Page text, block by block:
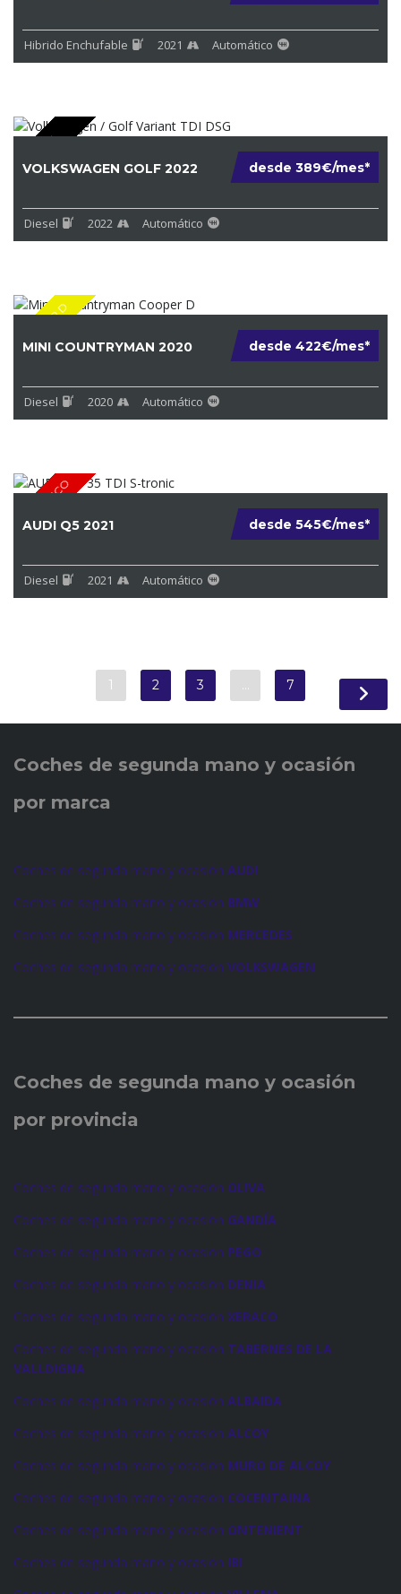
Hibrido Enchufable 2021 Automático
DIESEL
desde 389€/mes*
VOLKSWAGEN GOLF 2022
Diesel 2022 Automático
COOPER D desde 422€/mes*
MINI COUNTRYMAN 2020
Diesel 2020 Automático
ETIQUE ECO desde 545€/mes*
AUDI Q5 2021
Diesel 2021 Automático
1 2 3 … 7
Coches de segunda mano y ocasión
por marca
Coches de segunda mano y ocasión AUDI
Coches de segunda mano y ocasión BMW
Coches de segunda mano y ocasión MERCEDES
Coches de segunda mano y ocasión VOLKSWAGEN
Coches de segunda mano y ocasión
por provincia
Coches de segunda mano y ocasión OLIVA
Coches de segunda mano y ocasión GANDÍA
Coches de segunda mano y ocasión PEGO
Coches de segunda mano y ocasión DENIA
Coches de segunda mano y ocasión XERACO
Coches de segunda mano y ocasión TABERNES DE LA
VALLDIGNA
Coches de segunda mano y ocasión ALBAIDA
Coches de segunda mano y ocasión ALCOY
Coches de segunda mano y ocasión MURO DE ALCOY
Coches de segunda mano y ocasión COCENTAINA
Coches de segunda mano y ocasión ONTENIENT
Coches de segunda mano y ocasión IBI